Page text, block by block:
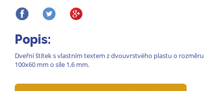
Popis:
Dveřní štítek s vlastním textem z dvouvrstvého plastu o rozměru
100x60 mm o síle 1,6 mm.